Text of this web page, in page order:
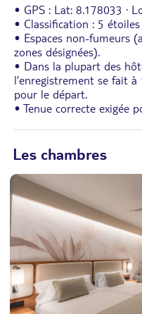
• GPS : Lat: 8.178033 ·
• Classification : 5
• Espaces non-fumeurs
zones désignées).
• Dans la plupart des
l’enregistrement se fait
pour le départ.
• Tenue correcte exigée
Les chambres